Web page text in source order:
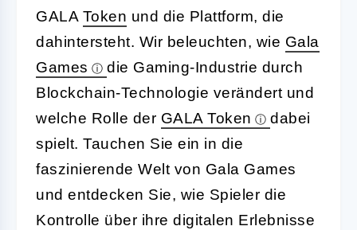
GALA Token und die Plattform, die
dahintersteht. Wir beleuchten, wie Gala
Games
die Gaming-Industrie durch
Blockchain-Technologie verändert und
welche Rolle der GALA Token
dabei
spielt. Tauchen Sie ein in die
faszinierende Welt von Gala Games
und entdecken Sie, wie Spieler die
Kontrolle über ihre digitalen Erlebnisse